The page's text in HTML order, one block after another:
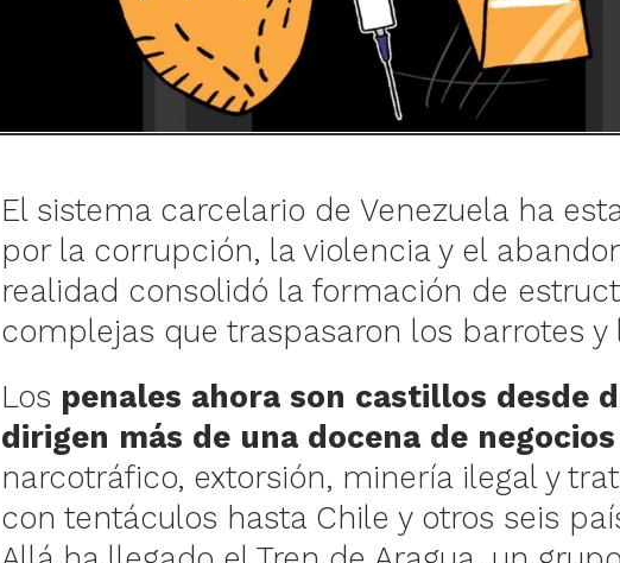
El sistema carcelario de Venezuela ha
por la corrupción, la violencia y el
realidad consolidó la formación de
complejas que traspasaron los barrotes y
Los penales ahora son castillos desde
dirigen más de una docena de
narcotráfico, extorsión, minería ilegal y
con tentáculos hasta Chile y otros seis